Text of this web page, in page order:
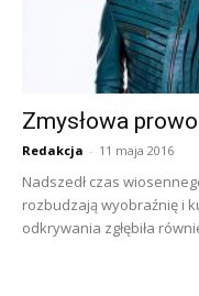
Zmysłowa
Redakcja - 11 maja 2016
Nadszedł czas
rozbudzają wyobraźnię i
odkrywania zgłębiła